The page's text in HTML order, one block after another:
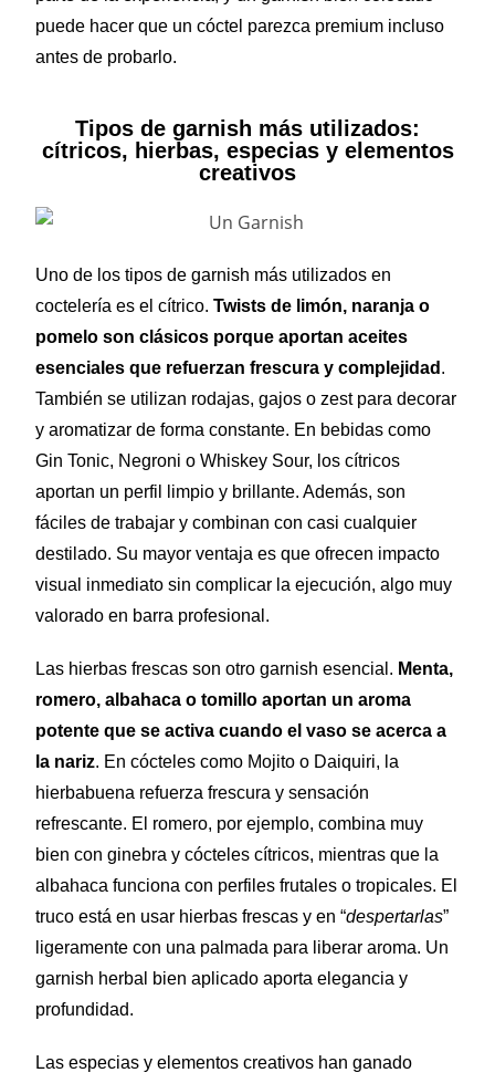
puede hacer que un cóctel parezca premium incluso
antes de probarlo.
Tipos de garnish más utilizados:
cítricos, hierbas, especias y elementos
creativos
Uno de los tipos de garnish más utilizados en
coctelería es el cítrico.Twists de limón, naranja o
pomelo son clásicos porque aportan aceites
esenciales que refuerzan frescura y complejidad .
También se utilizan rodajas, gajos o zest para decorar
y aromatizar de forma constante. En bebidas como
Gin Tonic, Negroni o Whiskey Sour, los cítricos
aportan un perfil limpio y brillante. Además, son
fáciles de trabajar y combinan con casi cualquier
destilado. Su mayor ventaja es que ofrecen impacto
visual inmediato sin complicar la ejecución, algo muy
valorado en barra profesional.
Las hierbas frescas son otro garnish esencial. Menta,
romero, albahaca o tomillo aportan un aroma
potente que se activa cuando el vaso se acerca a
la nariz. En cócteles como Mojito o Daiquiri, la
hierbabuena refuerza frescura y sensación
refrescante. El romero, por ejemplo, combina muy
bien con ginebra y cócteles cítricos, mientras que la
albahaca funciona con perfiles frutales o tropicales. El
truco está en usar hierbas frescas y en “despertarlas”
ligeramente con una palmada para liberar aroma. Un
garnish herbal bien aplicado aporta elegancia y
profundidad.
Las especias y elementos creativos han ganado